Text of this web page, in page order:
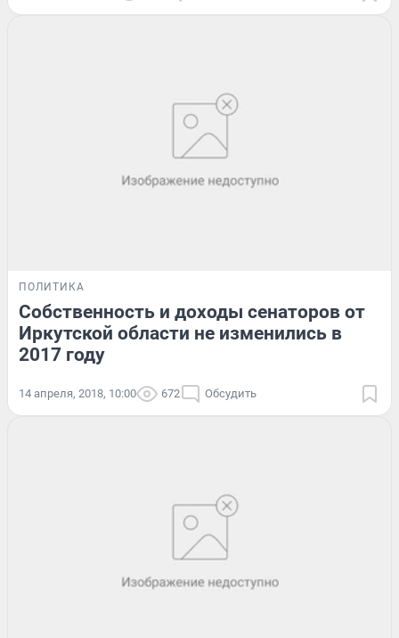
ПОЛИТИКА
Собственность и доходы сенаторов от
Иркутской области не изменились в
2017 году
14 апреля, 2018, 10:00 672 Обсудить